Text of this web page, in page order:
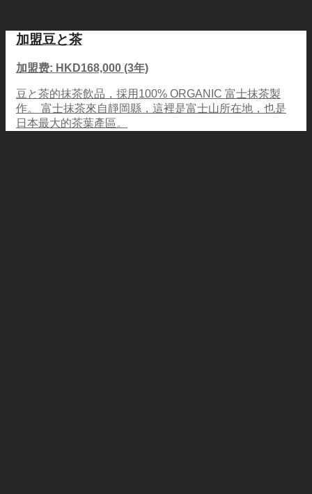
加盟豆と茶
加盟费: HKD168,000 (3年)
豆と茶的抹茶飲品，採用100% ORGANIC 富士抹茶製
作。 富士抹茶來自靜岡縣，這裡是富士山所在地，也是
日本最大的茶葉產區。